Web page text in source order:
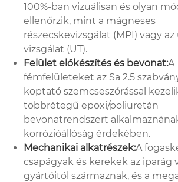
100%-ban vizuálisan és olyan
ellenőrzik, mint a mágneses
részecskevizsgálat (MPI) vagy
vizsgálat (UT).
Felület előkészítés és bevonat:A
fémfelületeket az Sa 2.5
koptató szemcseszórással
többrétegű epoxi/poliuretán
bevonatrendszert
korrózióállóság érdekében.
Mechanikai alkatrészek:A
csapágyak és kerekek az iparág
gyártóitól származnak, és a